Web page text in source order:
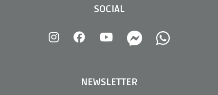
SOCIAL
NEWSLETTER